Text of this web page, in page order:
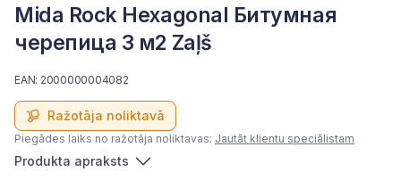
Mida Rock Hexagonal Битумная
черепица 3 м2 Zaļš
Ražotāja noliktavā
EAN: 2000000004082
Piegādes laiks no ražotāja noliktavas: Jautāt klientu speciālistam
Produkta apraksts